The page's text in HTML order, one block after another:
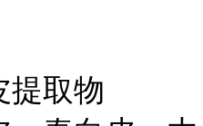
提取物